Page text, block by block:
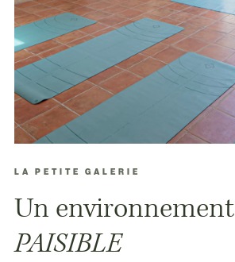
LA PETITE GALERIE
Un environnement
PAISIBLE